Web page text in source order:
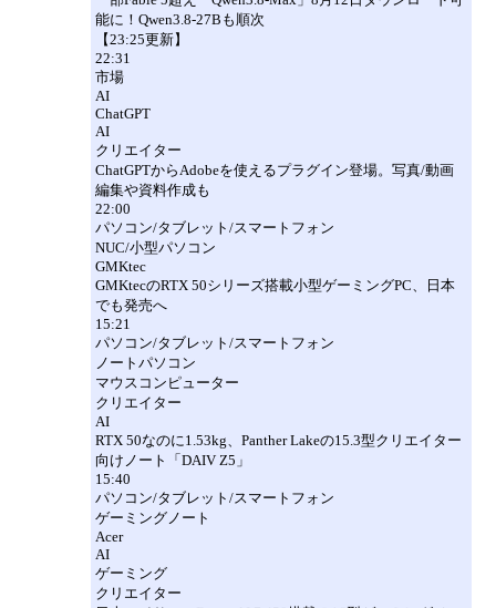
能に！Qwen3.8-27Bも順次
【23:25更新】
22:31
市場
AI
ChatGPT
AI
クリエイター
ChatGPTからAdobeを使えるプラグイン登場。写真/動画
編集や資料作成も
22:00
パソコン/タブレット/スマートフォン
NUC/小型パソコン
GMKtec
GMKtecのRTX 50シリーズ搭載小型ゲーミングPC、日本
でも発売へ
15:21
パソコン/タブレット/スマートフォン
ノートパソコン
マウスコンピューター
クリエイター
AI
RTX 50なのに1.53kg、Panther Lakeの15.3型クリエイター
向けノート「DAIV Z5」
15:40
パソコン/タブレット/スマートフォン
ゲーミングノート
Acer
AI
ゲーミング
クリエイター